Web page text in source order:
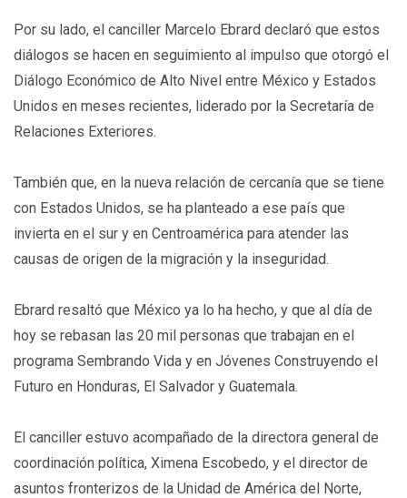
Por su lado, el canciller Marcelo Ebrard declaró que estos
diálogos se hacen en seguimiento al impulso que otorgó el
Diálogo Económico de Alto Nivel entre México y Estados
Unidos en meses recientes, liderado por la Secretaría de
Relaciones Exteriores.
También que, en la nueva relación de cercanía que se tiene
con Estados Unidos, se ha planteado a ese país que
invierta en el sur y en Centroamérica para atender las
causas de origen de la migración y la inseguridad.
Ebrard resaltó que México ya lo ha hecho, y que al día de
hoy se rebasan las 20 mil personas que trabajan en el
programa Sembrando Vida y en Jóvenes Construyendo el
Futuro en Honduras, El Salvador y Guatemala.
El canciller estuvo acompañado de la directora general de
coordinación política, Ximena Escobedo, y el director de
asuntos fronterizos de la Unidad de América del Norte,